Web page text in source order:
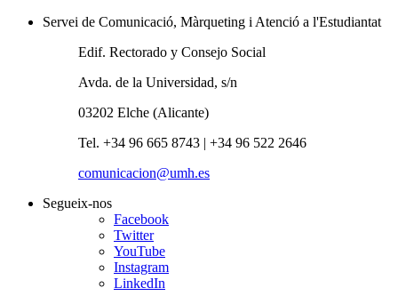
Servei de Comunicació, Màrqueting i Atenció a l'Estudiantat
Edif. Rectorado y Consejo Social
Avda. de la Universidad, s/n
03202 Elche (Alicante)
Tel. +34 96 665 8743 | +34 96 522 2646
comunicacion@umh.es
Segueix-nos
Facebook
Twitter
YouTube
Instagram
LinkedIn